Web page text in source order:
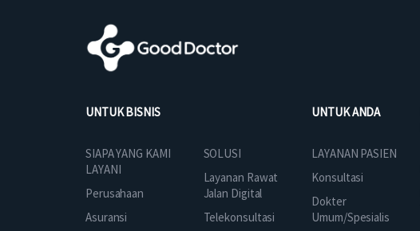
UNTUK BISNIS
SIAPA YANG KAMI
LAYANI
Perusahaan
Asuransi
SOLUSI
Layanan Rawat
Jalan Digital
Telekonsultasi
UNTUK ANDA
LAYANAN PASIEN
Konsultasi
Dokter
Umum/Spesialis